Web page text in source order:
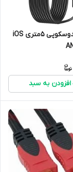
دوربین آندوسکوپی 5متری iOS
افزودن به سبد